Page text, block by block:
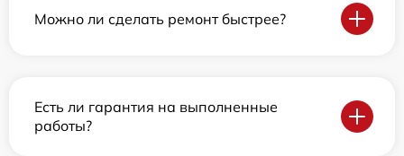
Можно ли сделать ремонт быстрее?
Есть ли гарантия на выполненные
работы?